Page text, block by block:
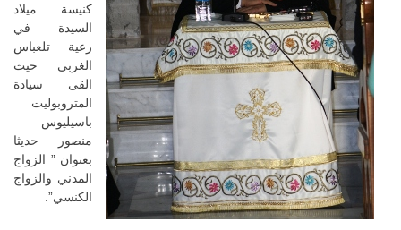
كنيسة ميلاد
السيدة في
رعية تلعباس
الغربي حيث
القى سيادة
المتروبوليت
باسيليوس
منصور حديثا
بعنوان ” الزواج
المدني والزواج
الكنسي”.